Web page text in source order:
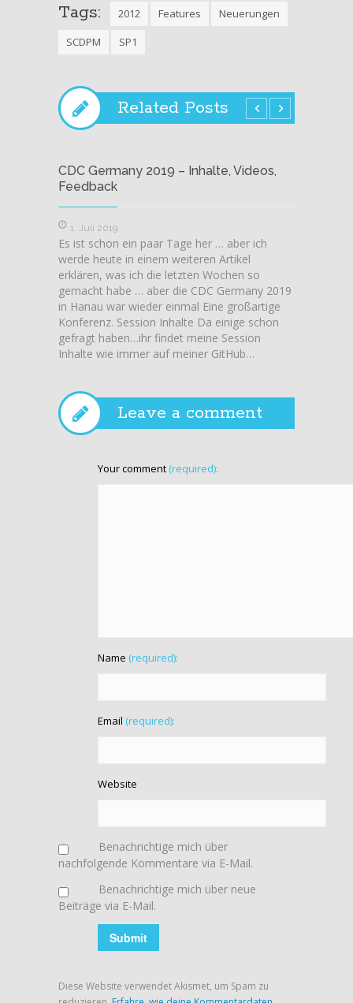
Tags: 2012 Features
Neuerungen
SCDPM
SP1
Related Posts
CDC Germany 2019 – Inhalte, Videos,
Feedback
1. Juli 2019
Es ist schon ein paar Tage her … aber ich
werde heute in einem weiteren Artikel
erklären, was ich die letzten Wochen so
gemacht habe … aber die CDC Germany 2019
in Hanau war wieder einmal Eine großartige
Konferenz. Session Inhalte Da einige schon
gefragt haben…ihr findet meine Session
Inhalte wie immer auf meiner GitHub…
Leave a comment
Your comment (required):
Name (required):
Email (required):
Website
Benachrichtige mich über
nachfolgende Kommentare via E-Mail.
Benachrichtige mich über neue
Beiträge via E-Mail.
Diese Website verwendet Akismet, um Spam zu